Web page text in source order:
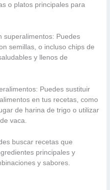
o platos principales para
superalimentos: Puedes
semillas, o incluso chips de
y llenos de
Puedes sustituir
en tus recetas, como
de harina de trigo o utilizar
vaca.
buscar recetas que
principales y
y sabores.